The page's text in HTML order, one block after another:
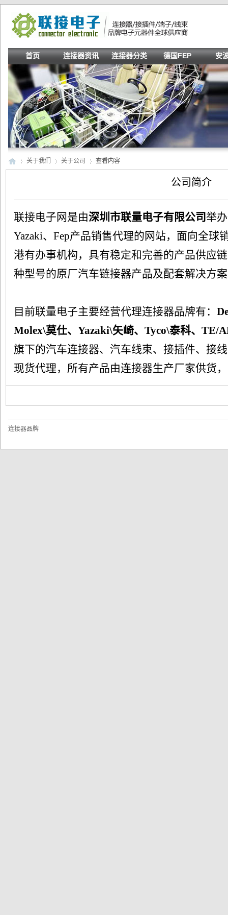
首页 连接器资讯 连接器分类 德国FEP 安
关于我们 关于公司 查看内容
公司简介
联接电子网是由深圳市联量电子有限公司举
Yazaki、Fep产品销售代理的网站，面向全球
港有办事机构，具有稳定和完善的产品供应
种型号的原厂汽车链接器产品及配套解决方
目前联量电子主要经营代理连接器品牌有：
Molex\莫仕、Yazaki\矢崎、Tyco\泰科、TE/
旗下的汽车连接器、汽车线束、接插件、接
现货代理，所有产品由连接器生产厂家供货
连接器品牌